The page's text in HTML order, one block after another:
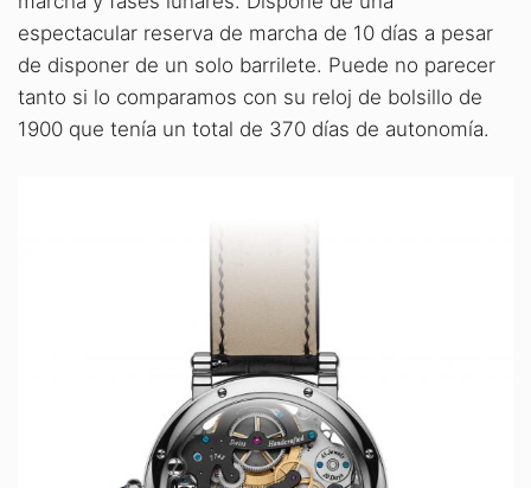
espectacular reserva de marcha de 10 días a pesar
de disponer de un solo barrilete. Puede no parecer
tanto si lo comparamos con su reloj de bolsillo de
1900 que tenía un total de 370 días de autonomía.